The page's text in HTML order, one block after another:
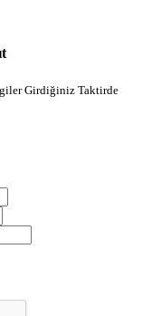
Girdiğiniz Taktirde